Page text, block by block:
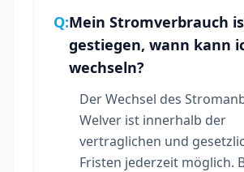
Q:Mein Stromverbrauch
gestiegen, wann kann
wechseln?
Der Wechsel des
Welver ist innerhalb der
vertraglichen und
Fristen jederzeit möglich.